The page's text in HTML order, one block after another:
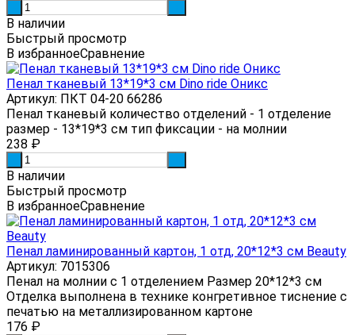
В наличии
Быстрый просмотр
В избранноеСравнение
Пенал тканевый 13*19*3 см Dino ride Оникс
Артикул: ПКТ 04-20 66286
Пенал тканевый количество отделений - 1 отделение
размер - 13*19*3 см тип фиксации - на молнии
238 ₽
В наличии
Быстрый просмотр
В избранноеСравнение
Пенал ламинированный картон, 1 отд, 20*12*3 см Beauty
Артикул: 7015306
Пенал на молнии с 1 отделением Размер 20*12*3 см
Отделка выполнена в технике конгретивное тиснение с
печатью на металлизированном картоне
176 ₽